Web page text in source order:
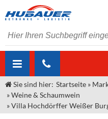
ÜBER UNS
Jobs
AKTUELLES
Sie sind hier: Startseite »
»Weine & Schaumwein
»Villa Hochdörffer Weißer